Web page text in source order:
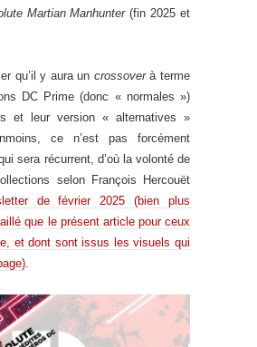
Martian Manhunter(fin 2025 et
qu’il y aura un crossoverà terme
DC Prime (donc « normales »)
et leur version « alternatives »
ce n’est pas forcément
sera récurrent, d’où la volonté de
selon François Hercouët
de février 2025 (bien plus
que le présent article pour ceux
et dont sont issus les visuels qui